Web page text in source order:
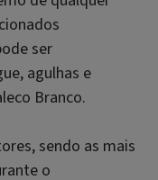
ser
agulhas e
Branco.
sendo as mais
o